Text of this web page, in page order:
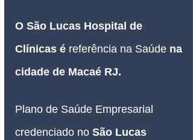
O São Lucas Hospital de
Clínicas é referência na Saúde na
cidade de Macaé RJ.
Plano de Saúde Empresarial
credenciado no São Lucas